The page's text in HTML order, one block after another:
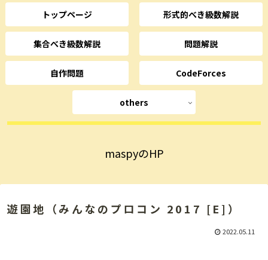
maspyのHP
トップページ 形式的べき級数解説
集合べき級数解説 問題解説
自作問題 CodeForces
others
遊園地（みんなのプロコン 2017 [E]）
2022.05.11